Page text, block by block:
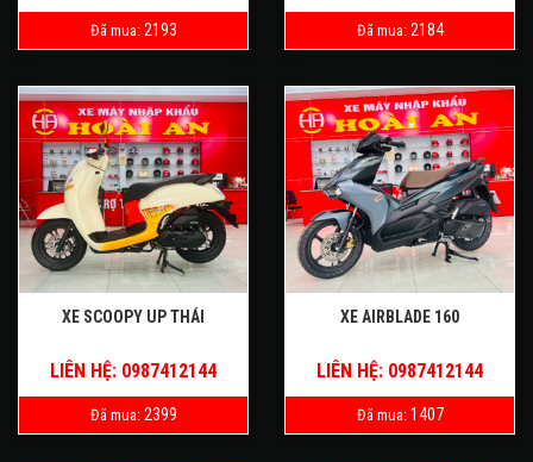
Đã mua: 2193 Đã mua: 2184
XE SCOOPY UP THÁI
LIÊN HỆ: 0987412144
Đã mua: 2399
XE AIRBLADE 160
LIÊN HỆ: 0987412144
Đã mua: 1407